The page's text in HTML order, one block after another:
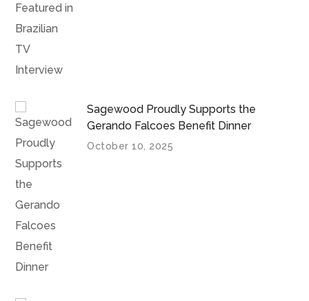
Sagewood Proudly Supports the
Gerando Falcoes Benefit Dinner
October 10, 2025